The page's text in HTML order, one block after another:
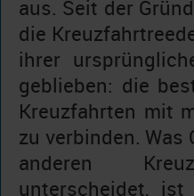
aus. Seit der
die
ihrer
geblieben: die
Kreuzfahrten mit
zu verbinden. Was
anderen
unterscheidet,